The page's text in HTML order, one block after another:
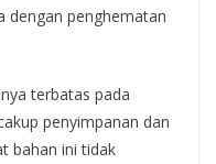
dengan penghematan
terbatas pada
penyimpanan dan
bahan ini tidak